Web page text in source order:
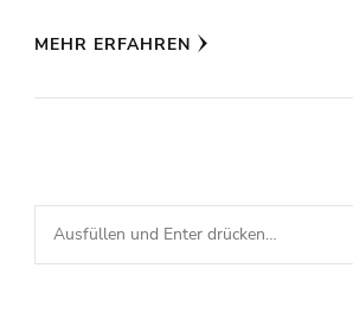
MEHR ERFAHREN
Suchst
du